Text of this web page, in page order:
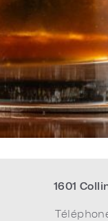
1601